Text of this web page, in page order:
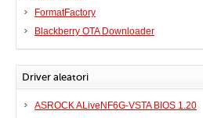
FormatFactory
Blackberry OTA Downloader
Driver aleatori
ASROCK ALiveNF6G-VSTA BIOS 1.20